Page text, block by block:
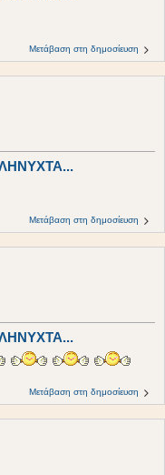
Μετάβαση στη δημοσίευση
Μετάβαση στη δημοσίευση
Μετάβαση στη δημοσίευση